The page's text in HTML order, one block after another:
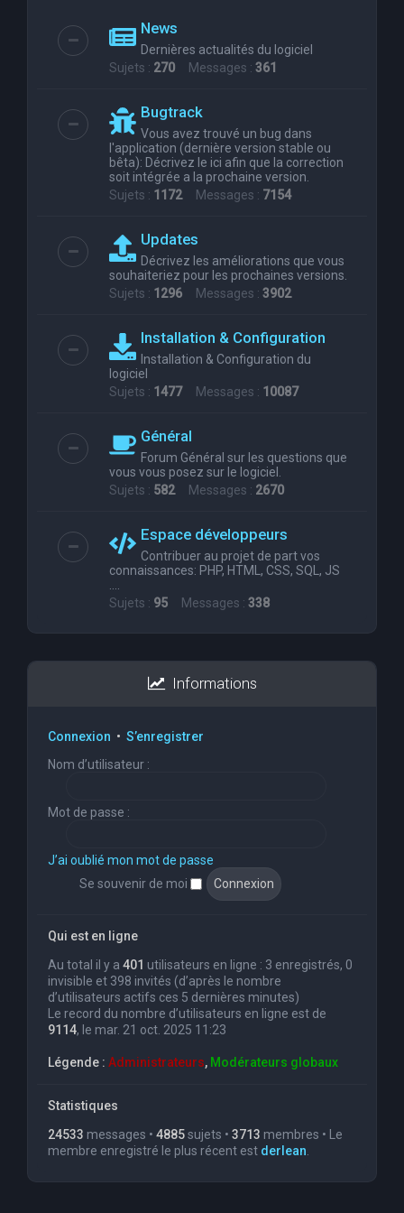
News
Dernières actualités du logiciel
Sujets : 270 Messages : 361
Bugtrack
Vous avez trouvé un bug dans
l'application (dernière version stable ou
bêta): Décrivez le ici afin que la correction
soit intégrée a la prochaine version.
Sujets : 1172Messages : 7154
Updates
Décrivez les améliorations que vous
souhaiteriez pour les prochaines versions.
Sujets : 1296 Messages : 3902
Installation & Configuration
Installation & Configuration du
logiciel
Sujets : 1477Messages : 10087
Général
Forum Général sur les questions que
vous vous posez sur le logiciel.
Sujets : 582Messages : 2670
Espace développeurs
Contribuer au projet de part vos
connaissances: PHP, HTML, CSS, SQL, JS
....
Sujets : 95 Messages : 338
Informations
Connexion • S’enregistrer
Nom d’utilisateur :
Mot de passe :
J’ai oublié mon mot de passe
Se souvenir de moi
Qui est en ligne
Au total il y a 401 utilisateurs en ligne : 3 enregistrés, 0
invisible et 398 invités (d’après le nombre
d’utilisateurs actifs ces 5 dernières minutes)
Le record du nombre d’utilisateurs en ligne est de
9114, le mar. 21 oct. 2025 11:23
Légende : Administrateurs, Modérateurs globaux
Statistiques
24533 messages • 4885sujets • 3713 membres • Le
membre enregistré le plus récent est derlean.